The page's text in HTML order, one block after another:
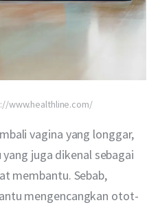
www.healthline.com/
vagina yang longgar,
juga dikenal sebagai
membantu. Sebab,
mengencangkan otot-